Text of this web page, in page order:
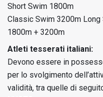
Short Swim 1800m
Classic Swim 3200m Long
1800m + 3200m
Atleti tesserati italiani:
Devono essere in
per lo svolgimento
validità, tra quelle di